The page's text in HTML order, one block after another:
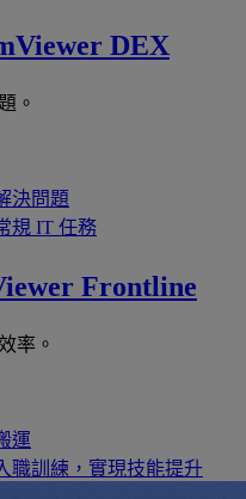
DEX
。
決問題
規 IT 任務
Frontline
率。
運
職訓練，實現技能提升